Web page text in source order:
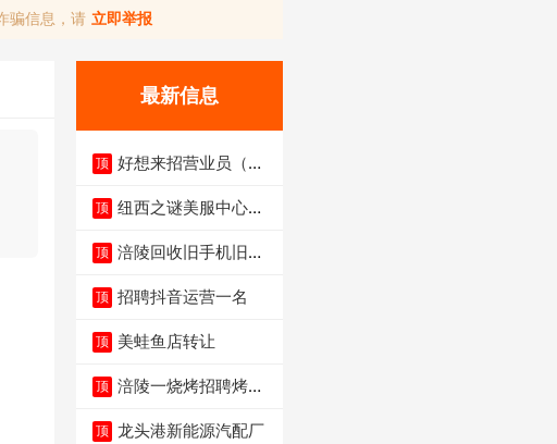
骗信息，请 立即举报
最新信息
顶 好想来招营业员（不
顶 纽西之谜美服中心招
顶 涪陵回收旧手机旧电
顶 招聘抖音运营一名
顶 美蛙鱼店转让
顶 涪陵一烧烤招聘烤工
顶 龙头港新能源汽配厂